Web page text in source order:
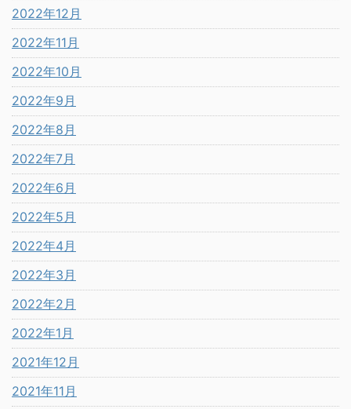
2022年12月
2022年11月
2022年10月
2022年9月
2022年8月
2022年7月
2022年6月
2022年5月
2022年4月
2022年3月
2022年2月
2022年1月
2021年12月
2021年11月